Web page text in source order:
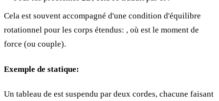
Cela est souvent accompagné d'une condition d'équilibre
rotationnel pour les corps étendus: , où est le moment de
force (ou couple).
Exemple de statique:
Un tableau de est suspendu par deux cordes, chacune faisant